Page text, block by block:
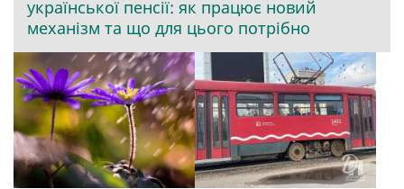
української пенсії: як працює новий
механізм та що для цього потрібно